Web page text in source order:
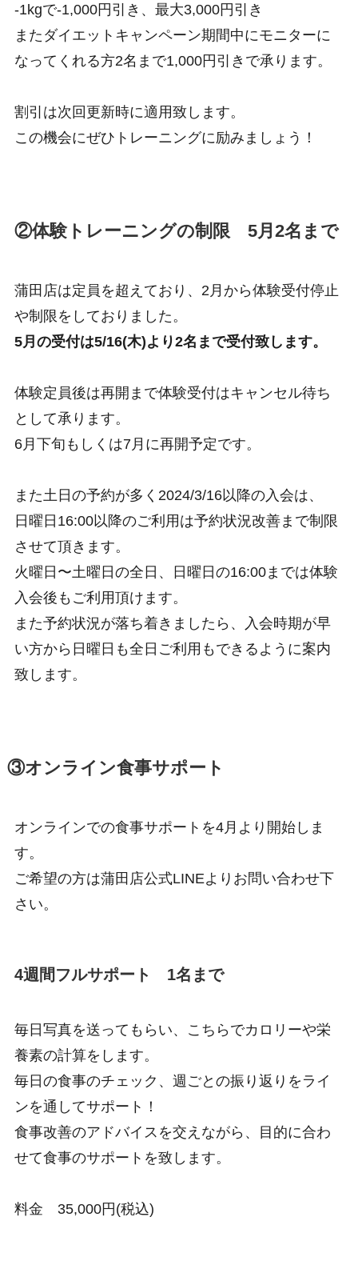
-1kgで-1,000円引き、最大3,000円引き
またダイエットキャンペーン期間中にモニターに
なってくれる方2名まで1,000円引きで承ります。
割引は次回更新時に適用致します。
この機会にぜひトレーニングに励みましょう！
②体験トレーニングの制限 5月2名まで
蒲田店は定員を超えており、2月から体験受付停止
や制限をしておりました。
5月の受付は5/16(木)より2名まで受付致します。
体験定員後は再開まで体験受付はキャンセル待ち
として承ります。
6月下旬もしくは7月に再開予定です。
また土日の予約が多く2024/3/16以降の入会は、
日曜日16:00以降のご利用は予約状況改善まで制限
させて頂きます。
火曜日〜土曜日の全日、日曜日の16:00までは体験
入会後もご利用頂けます。
また予約状況が落ち着きましたら、入会時期が早
い方から日曜日も全日ご利用もできるように案内
致します。
③オンライン食事サポート
オンラインでの食事サポートを4月より開始しま
す。
ご希望の方は蒲田店公式LINEよりお問い合わせ下
さい。
4週間フルサポート 1名まで
毎日写真を送ってもらい、こちらでカロリーや栄
養素の計算をします。
毎日の食事のチェック、週ごとの振り返りをライ
ンを通してサポート！
食事改善のアドバイスを交えながら、目的に合わ
せて食事のサポートを致します。
料金 35,000円(税込)